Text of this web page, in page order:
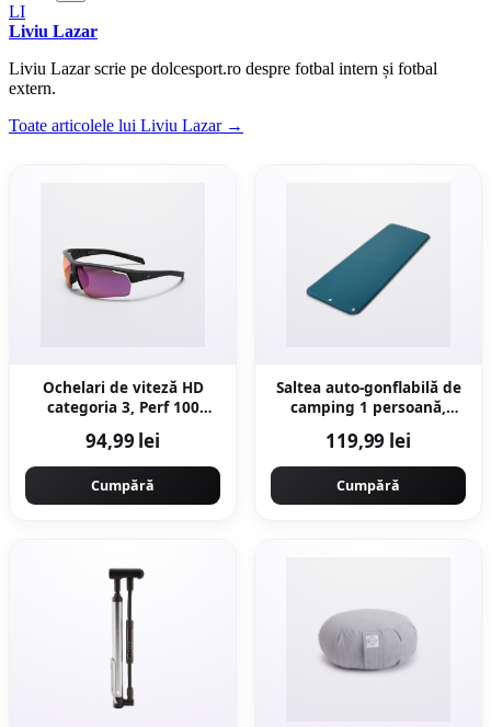
LI
Liviu Lazar
Liviu Lazar scrie pe dolcesport.ro despre fotbal intern și fotbal
extern.
Toate articolele lui Liviu Lazar →
Ochelari de viteză HD
categoria 3, Perf 100
94,99 lei
Cumpără
Saltea auto-gonflabilă de
camping 1 persoană,
119,99 lei
Cumpără